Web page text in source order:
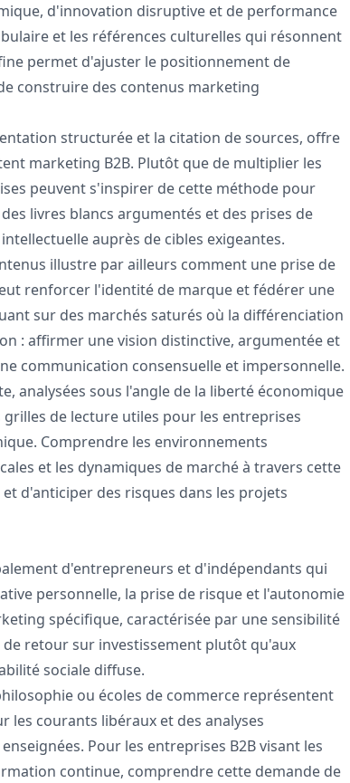
d'innovation disruptive et de performance
et les références culturelles qui résonnent
permet d'ajuster le positionnement de
construire des contenus marketing
structurée et la citation de sources, offre
marketing B2B. Plutôt que de multiplier les
peuvent s'inspirer de cette méthode pour
livres blancs argumentés et des prises de
auprès de cibles exigeantes.
illustre par ailleurs comment une prise de
renforcer l'identité de marque et fédérer une
sur des marchés saturés où la différenciation
: affirmer une vision distinctive, argumentée et
communication consensuelle et impersonnelle.
analysées sous l'angle de la liberté économique
de lecture utiles pour les entreprises
Comprendre les environnements
et les dynamiques de marché à travers cette
d'anticiper des risques dans les projets
d'entrepreneurs et d'indépendants qui
personnelle, la prise de risque et l'autonomie
spécifique, caractérisée par une sensibilité
retour sur investissement plutôt qu'aux
sociale diffuse.
ou écoles de commerce représentent
les courants libéraux et des analyses
Pour les entreprises B2B visant les
continue, comprendre cette demande de